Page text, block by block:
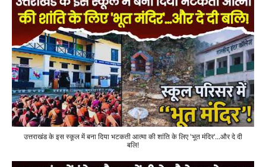
उत्तराखंड के इस स्कूल में बना दिया भटकती आत्मा की शांति के लिए 'भूत मंदिर'...और दे दी
बलि!